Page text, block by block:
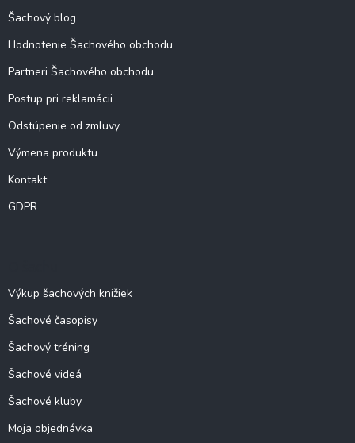
Šachový blog
Hodnotenie Šachového obchodu
Partneri Šachového obchodu
Postup pri reklamácii
Odstúpenie od zmluvy
Výmena produktu
Kontakt
GDPR
Výkup šachových knižiek
Šachové časopisy
Šachový tréning
Šachové videá
Šachové kluby
Moja objednávka